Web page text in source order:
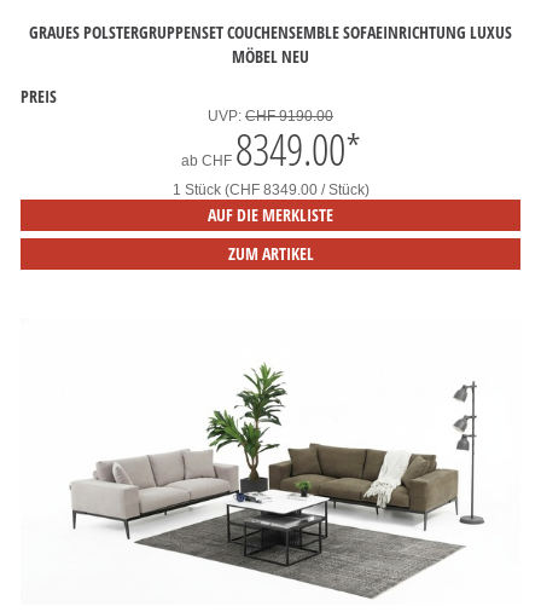
GRAUES POLSTERGRUPPENSET COUCHENSEMBLE SOFAEINRICHTUNG LUXUS
MÖBEL NEU
PREIS
UVP: CHF 9190.00
ab CHF 8349.00*
1 Stück (CHF 8349.00 / Stück)
AUF DIE MERKLISTE
ZUM ARTIKEL